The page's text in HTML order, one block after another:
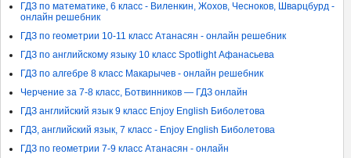
ГДЗ по математике, 6 класс - Виленкин, Жохов, Чесноков, Шварцбурд -
онлайн решебник
ГДЗ по геометрии 10-11 класс Атанасян - онлайн решебник
ГДЗ по английскому языку 10 класс Spotlight Афанасьева
ГДЗ по алгебре 8 класс Макарычев - онлайн решебник
Черчение за 7-8 класс, Ботвинников — ГДЗ онлайн
ГДЗ английский язык 9 класс Enjoy English Биболетова
ГДЗ, английский язык, 7 класс - Enjoy English Биболетова
ГДЗ по геометрии 7-9 класс Атанасян - онлайн